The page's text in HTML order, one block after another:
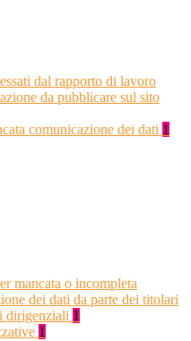
dal rapporto di lavoro
da pubblicare sul sito
comunicazione dei dati 1
mancata o incompleta
dei dati da parte dei titolari
dirigenziali 1
1